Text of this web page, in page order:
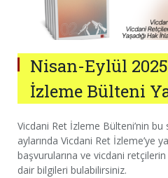
Nisan-Eylül
İzleme Bülteni
Vicdani Ret İzleme Bülteni’nin bu
aylarında Vicdani Ret İzleme’ye
başvurularına ve vicdani retçilerin
dair bilgileri bulabilirsiniz.